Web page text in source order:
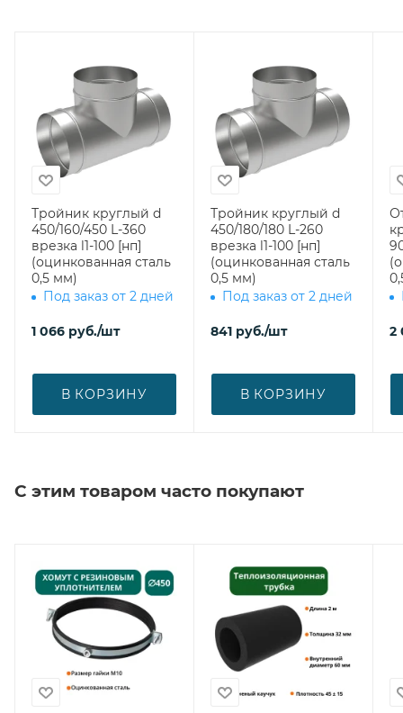
Тройник круглый d
450/160/450 L-360
врезка l1-100 [нп]
(оцинкованная сталь
0,5 мм)
Под заказ от 2 дней
1 066 руб./шт
В КОРЗИНУ
Тройник круглый d
450/180/180 L-260
врезка l1-100 [нп]
(оцинкованная сталь
0,5 мм)
Под заказ от 2 дней
841 руб./шт
В КОРЗИНУ
2
С этим товаром часто покупают